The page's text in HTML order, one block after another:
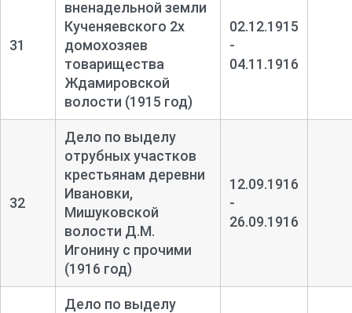
31
вненадельной земли
Кученяевского 2х
домохозяев
товарищества
Ждамировской
волости (1915 год)
02.12.1915
-
04.11.1916
32
Дело по выделу
отрубных участков
крестьянам деревни
Ивановки,
Мишуковской
волости Д.М.
Игонину с прочими
(1916 год)
12.09.1916
-
26.09.1916
Дело по выделу